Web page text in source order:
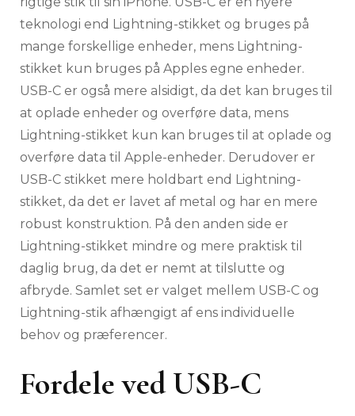
teknologi end Lightning-stikket og bruges på
mange forskellige enheder, mens Lightning-
stikket kun bruges på Apples egne enheder.
USB-C er også mere alsidigt, da det kan bruges til
at oplade enheder og overføre data, mens
Lightning-stikket kun kan bruges til at oplade og
overføre data til Apple-enheder. Derudover er
USB-C stikket mere holdbart end Lightning-
stikket, da det er lavet af metal og har en mere
robust konstruktion. På den anden side er
Lightning-stikket mindre og mere praktisk til
daglig brug, da det er nemt at tilslutte og
afbryde. Samlet set er valget mellem USB-C og
Lightning-stik afhængigt af ens individuelle
behov og præferencer.
Fordele ved USB-C